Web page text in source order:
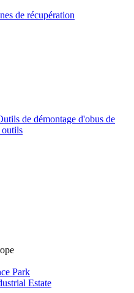
de récupération
de démontage d'obus de
outils
Park
Estate